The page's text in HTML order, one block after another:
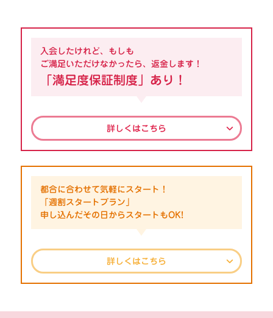
入会したけれど、もしも
ご満足いただけなかったら、返金します！
「満足度保証制度」あり！
詳しくはこちら
都合に合わせて気軽にスタート！
「週割スタートプラン」
申し込んだその日からスタートもOK!
詳しくはこちら